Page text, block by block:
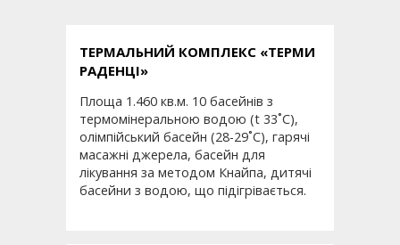
ТЕРМАЛЬНИЙ КОМПЛЕКС «ТЕРМИ
РАДЕНЦІ»
Площа 1.460 кв.м. 10 басейнів з
термомінеральною водою (t 33˚С),
олімпійський басейн (28-29˚С), гарячі
масажні джерела, басейн для
лікування за методом Кнайпа, дитячі
басейни з водою, що підігрівається.